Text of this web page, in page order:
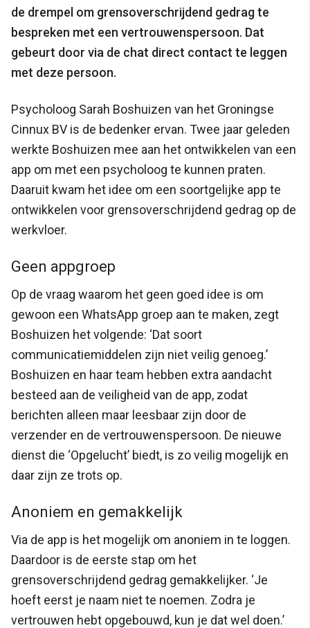
de drempel om grensoverschrijdend gedrag te
bespreken met een vertrouwenspersoon. Dat
gebeurt door via de chat direct contact te leggen
met deze persoon.
Psycholoog Sarah Boshuizen van het Groningse
Cinnux BV is de bedenker ervan. Twee jaar geleden
werkte Boshuizen mee aan het ontwikkelen van een
app om met een psycholoog te kunnen praten.
Daaruit kwam het idee om een soortgelijke app te
ontwikkelen voor grensoverschrijdend gedrag op de
werkvloer.
Geen appgroep
Op de vraag waarom het geen goed idee is om
gewoon een WhatsApp groep aan te maken, zegt
Boshuizen het volgende: ‘Dat soort
communicatiemiddelen zijn niet veilig genoeg.’
Boshuizen en haar team hebben extra aandacht
besteed aan de veiligheid van de app, zodat
berichten alleen maar leesbaar zijn door de
verzender en de vertrouwenspersoon. De nieuwe
dienst die ‘Opgelucht’ biedt, is zo veilig mogelijk en
daar zijn ze trots op.
Anoniem en gemakkelijk
Via de app is het mogelijk om anoniem in te loggen.
Daardoor is de eerste stap om het
grensoverschrijdend gedrag gemakkelijker. ‘Je
hoeft eerst je naam niet te noemen. Zodra je
vertrouwen hebt opgebouwd, kun je dat wel doen.’